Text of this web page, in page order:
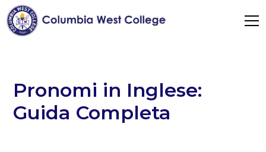
Pronomi in Inglese:
Guida Completa